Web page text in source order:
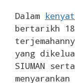
Dalam
bertarikh
yang
SIUMAN